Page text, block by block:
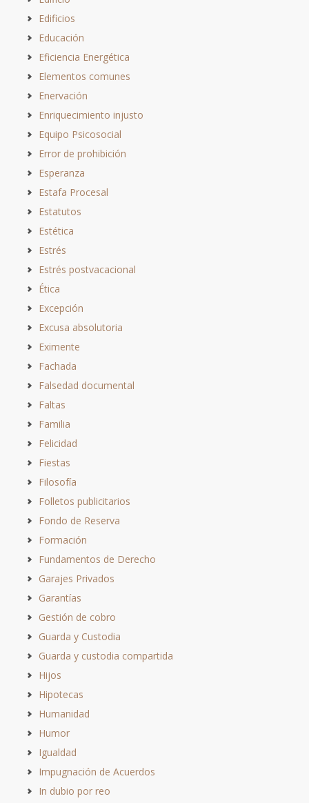
Edificios
Educación
Eficiencia Energética
Elementos comunes
Enervación
Enriquecimiento injusto
Equipo Psicosocial
Error de prohibición
Esperanza
Estafa Procesal
Estatutos
Estética
Estrés
Estrés postvacacional
Ética
Excepción
Excusa absolutoria
Eximente
Fachada
Falsedad documental
Faltas
Familia
Felicidad
Fiestas
Filosofía
Folletos publicitarios
Fondo de Reserva
Formación
Fundamentos de Derecho
Garajes Privados
Garantías
Gestión de cobro
Guarda y Custodia
Guarda y custodia compartida
Hijos
Hipotecas
Humanidad
Humor
Igualdad
Impugnación de Acuerdos
In dubio por reo